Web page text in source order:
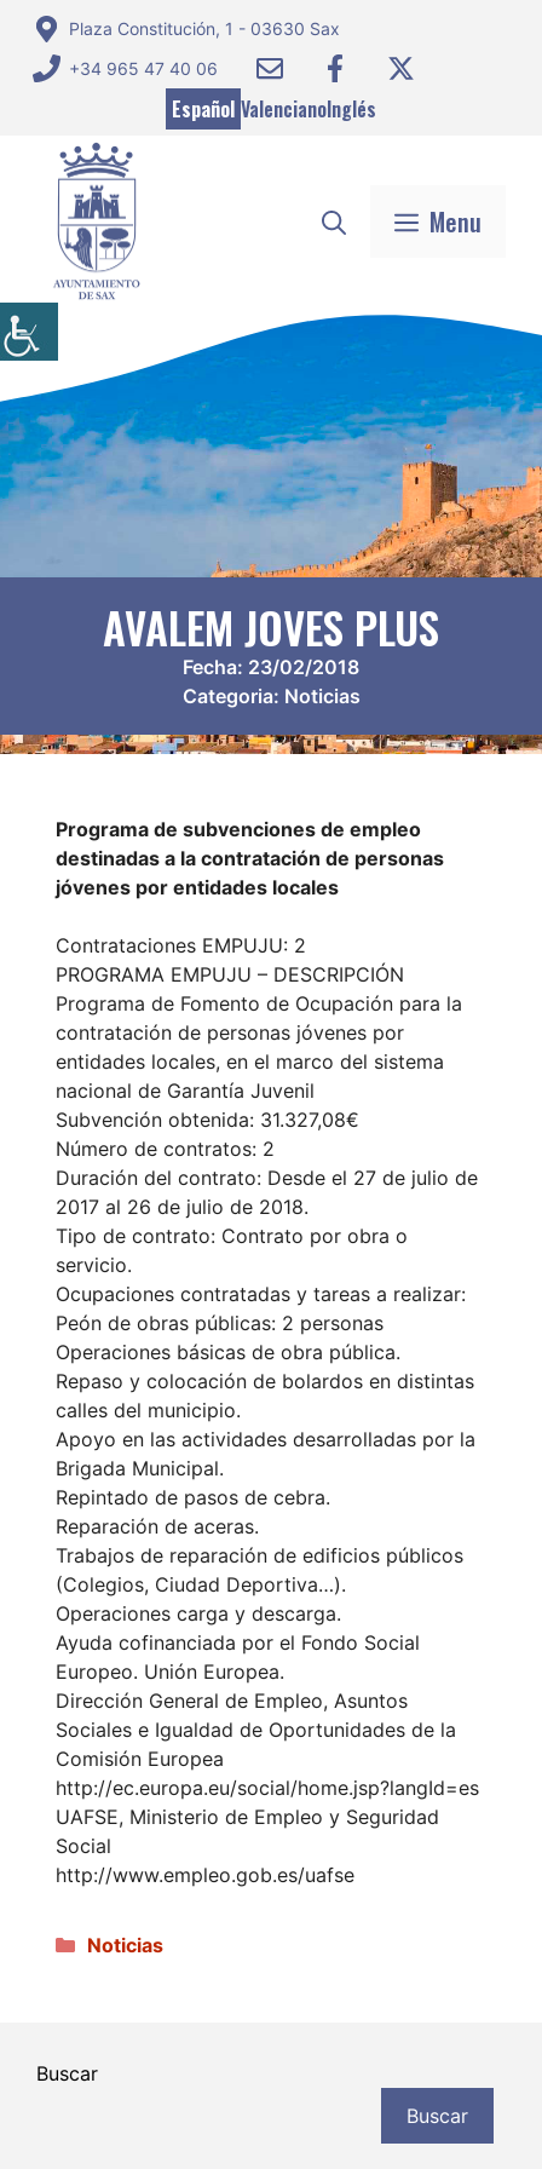
Saltar
contenido
Plaza Constitución, 1 - 03630 Sax
+34 965 47 40 06
Español ValencianoInglés
Menu
AVALEM JOVES PLUS
Fecha: 23/02/2018
Categoria: Noticias
Programa de subvenciones de empleo
destinadas a la contratación de personas
jóvenes por entidades locales
Contrataciones EMPUJU: 2
PROGRAMA EMPUJU – DESCRIPCIÓN
Programa de Fomento de Ocupación para la
contratación de personas jóvenes por
entidades locales, en el marco del sistema
nacional de Garantía Juvenil
Subvención obtenida: 31.327,08€
Número de contratos: 2
Duración del contrato: Desde el 27 de julio de
2017 al 26 de julio de 2018.
Tipo de contrato: Contrato por obra o
servicio.
Ocupaciones contratadas y tareas a realizar:
Peón de obras públicas: 2 personas
Operaciones básicas de obra pública.
Repaso y colocación de bolardos en distintas
calles del municipio.
Apoyo en las actividades desarrolladas por la
Brigada Municipal.
Repintado de pasos de cebra.
Reparación de aceras.
Trabajos de reparación de edificios públicos
(Colegios, Ciudad Deportiva…).
Operaciones carga y descarga.
Ayuda cofinanciada por el Fondo Social
Europeo. Unión Europea.
Dirección General de Empleo, Asuntos
Sociales e Igualdad de Oportunidades de la
Comisión Europea
http://ec.europa.eu/social/home.jsp?langId=es
UAFSE, Ministerio de Empleo y Seguridad
Social
http://www.empleo.gob.es/uafse
Categorías
Noticias
Buscar
Buscar